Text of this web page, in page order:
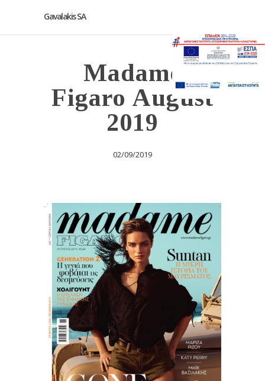
Gavalakis SA
Madame
Figaro August
2019
02/09/2019